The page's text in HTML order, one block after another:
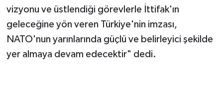
vizyonu ve üstlendiği görevlerle İttifak'ın
geleceğine yön veren Türkiye'nin imzası,
NATO'nun yarınlarında güçlü ve belirleyici şekilde
yer almaya devam edecektir" dedi.